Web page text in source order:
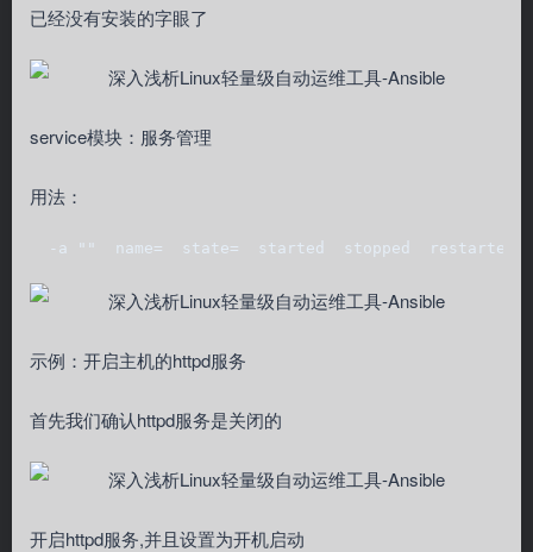
已经没有安装的字眼了
service模块：服务管理
用法：
-a ""  name=  state=  started  stopped  restarted
示例：开启主机的httpd服务
首先我们确认httpd服务是关闭的
开启httpd服务,并且设置为开机启动